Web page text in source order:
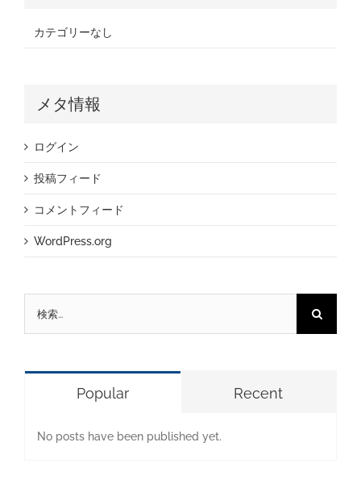
カテゴリーなし
メタ情報
ログイン
投稿フィード
コメントフィード
WordPress.org
Popular Recent
No posts have been published yet.